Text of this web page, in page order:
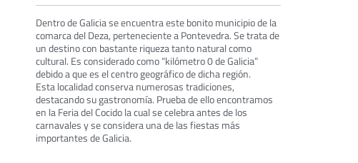
Dentro de Galicia se encuentra este bonito municipio de la
comarca del Deza, perteneciente a Pontevedra. Se trata de
un destino con bastante riqueza tanto natural como
cultural. Es considerado como “kilómetro 0 de Galicia”
debido a que es el centro geográfico de dicha región.
Esta localidad conserva numerosas tradiciones,
destacando su gastronomía. Prueba de ello encontramos
en la Feria del Cocido la cual se celebra antes de los
carnavales y se considera una de las fiestas más
importantes de Galicia.